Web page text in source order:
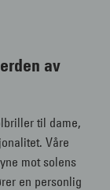
av
til dame,
Våre
mot solens
en personlig